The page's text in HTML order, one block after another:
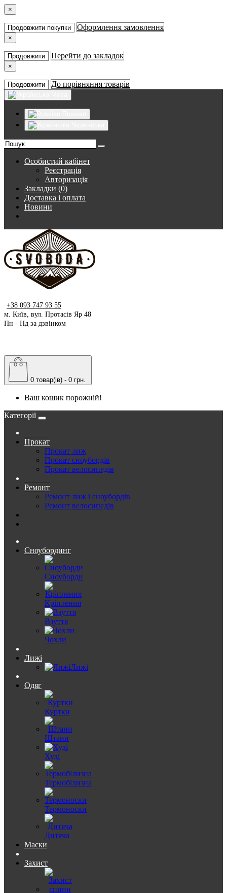
×
Продовжити покупки Оформлення замовлення
×
Продовжити Перейти до закладок
×
Продовжити До порівняння товарів
Особистий кабінет
Реєстрація
Авторизація
Закладки (0)
Доставка і оплата
Новини
+38 093 747 93 55
м. Київ, вул. Протасів Яр 48
Пн - Нд за дзвінком
0 товар(ів) - 0 грн.
Ваш кошик порожній!
Категорії
Прокат
Прокат лиж
Прокат сноубордів
Прокат велосипедів
Ремонт
Ремонт лиж і сноубордів
Ремонт велосипедів
Сноубординг
Сноуборди
Кріплення
Взуття
Чохли
Лижі
Лижі
Одяг
Куртки
Штани
Худі
Термобілизна
Термоноски
Дитяча
Маски
Захист